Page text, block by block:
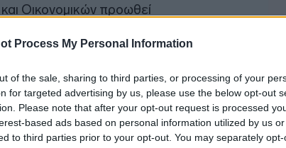
Process My Personal Information
of the sale, sharing to third parties, or processing of your
for targeted advertising by us, please use the below opt-out
Please note that after your opt-out request is processed
based ads based on personal information utilized by us
to third parties prior to your opt-out. You may separately
Οικονομικών προωθεί
νοικοκυριά και επιχειρήσεις»,
21:46
21:27